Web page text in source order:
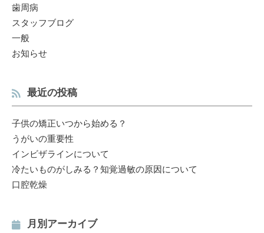
歯周病
スタッフブログ
一般
お知らせ
最近の投稿
子供の矯正いつから始める？
うがいの重要性
インビザラインについて
冷たいものがしみる？知覚過敏の原因について
口腔乾燥
月別アーカイブ